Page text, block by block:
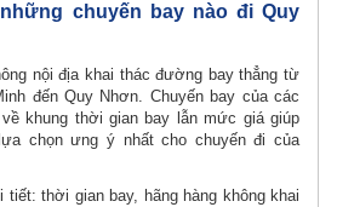
chuyến bay nào đi Quy
nội địa khai thác đường bay thẳng từ
đến Quy Nhơn. Chuyến bay của các
khung thời gian bay lẫn mức giá giúp
chọn ưng ý nhất cho chuyến đi của
tiết: thời gian bay, hãng hàng không khai